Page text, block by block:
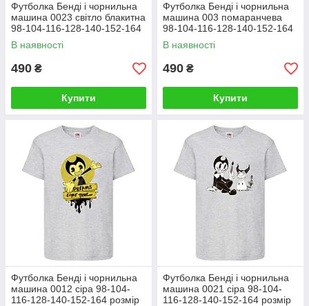
Футболка Бенді і чорнильна
машина 0023 світло блакитна
98-104-116-128-140-152-164
розмір
В наявності
490 ₴
Купити
Футболка Бенді і чорнильна
машина 003 помаранчева
98-104-116-128-140-152-164
розмір
В наявності
490 ₴
Купити
Футболка Бенді і чорнильна
машина 0012 сіра 98-104-
116-128-140-152-164 розмір
Футболка Бенді і чорнильна
машина 0021 сіра 98-104-
116-128-140-152-164 розмір